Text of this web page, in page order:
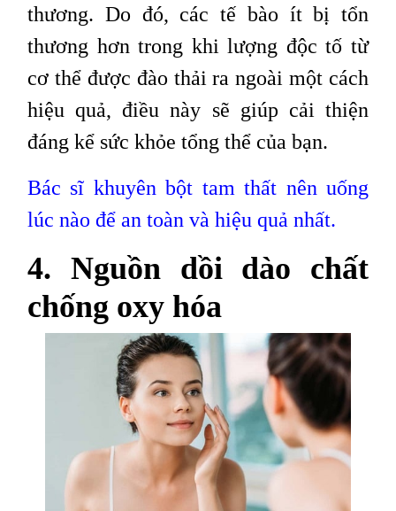
thương. Do đó, các tế bào ít bị tổn
thương hơn trong khi lượng độc tố từ
cơ thể được đào thải ra ngoài một cách
hiệu quả, điều này sẽ giúp cải thiện
đáng kể sức khỏe tổng thể của bạn.
Bác sĩ khuyên bột tam thất nên uống
lúc nào để an toàn và hiệu quả nhất.
4. Nguồn dồi dào chất
chống oxy hóa